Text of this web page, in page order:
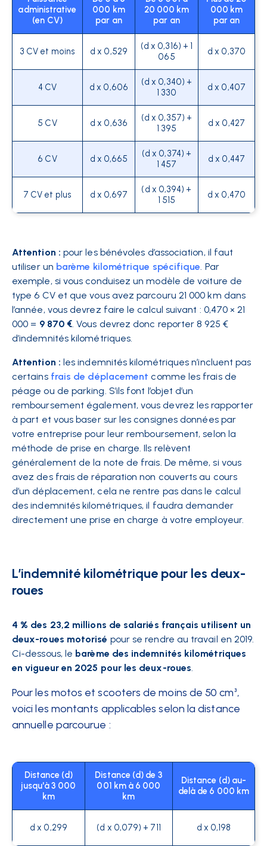
administrative
(en CV)
000 km
par an
20 000 km
par an
000 km
par an
3 CV et moins d x 0,529
(d x 0,316) + 1
065
d x 0,370
4 CV d x 0,606
(d x 0,340) +
1 330
d x 0,407
5 CV d x 0,636
(d x 0,357) +
1 395
d x 0,427
6 CV d x 0,665
(d x 0,374) +
1 457
d x 0,447
7 CV et plus d x 0,697
(d x 0,394) +
1 515
d x 0,470
Attention : pour les bénévoles d’association, il faut
utiliser un barème kilométrique spécifique. Par
exemple, si vous conduisez un modèle de voiture de
type 6 CV et que vous avez parcouru 21 000 km dans
l’année, vous devrez faire le calcul suivant : 0,470 × 21
000 = 9 870€. Vous devrez donc reporter 8 925 €
d’indemnités kilométriques.
Attention : les indemnités kilométriques n’incluent pas
certains frais de déplacement comme les frais de
péage ou de parking. S’ils font l’objet d’un
remboursement également, vous devrez les rapporter
à part et vous baser sur les consignes données par
votre entreprise pour leur remboursement, selon la
méthode de prise en charge. Ils relèvent
généralement de la note de frais. De même, si vous
avez des frais de réparation non couverts au cours
d’un déplacement, cela ne rentre pas dans le calcul
des indemnités kilométriques, il faudra demander
directement une prise en charge à votre employeur.
L’indemnité kilométrique pour les deux-
roues
4 % des 23,2 millions de salariés français utilisent un
deux-roues motorisé pour se rendre au travail en 2019.
Ci-dessous, le barème des indemnités kilométriques
en vigueur en 2025 pour les deux-roues.
Pour les motos et scooters de moins de 50 cm³,
voici les montants applicables selon la distance
annuelle parcourue :
Distance (d)
jusqu'à 3 000
km
Distance (d) de 3
001 km à 6 000
km
Distance (d) au-
delà de 6 000 km
d x 0,299 (d x 0,079) + 711 d x 0,198